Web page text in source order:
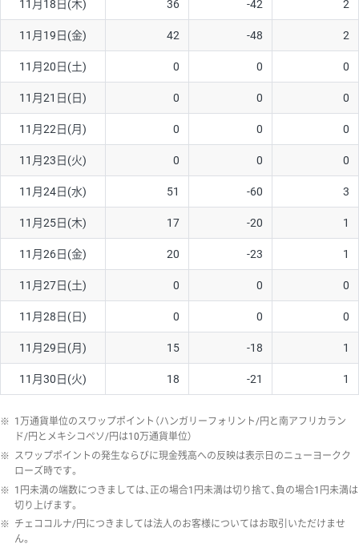
11月18日(木) 36 -42 2
11月19日(金) 42 -48 2
11月20日(土) 0 0 0
11月21日(日) 0 0 0
11月22日(月) 0 0 0
11月23日(火) 0 0 0
11月24日(水) 51 -60 3
11月25日(木) 17 -20 1
11月26日(金) 20 -23 1
11月27日(土) 0 0 0
11月28日(日) 0 0 0
11月29日(月) 15 -18 1
11月30日(火) 18 -21 1
※ 1万通貨単位のスワップポイント（ハンガリーフォリント/円と南アフリカラン
ド/円とメキシコペソ/円は10万通貨単位）
※ スワップポイントの発生ならびに現金残高への反映は表示日のニューヨークク
ローズ時です。
※ 1円未満の端数につきましては、正の場合1円未満は切り捨て、負の場合1円未満は
切り上げます。
※ チェココルナ/円につきましては法人のお客様についてはお取引いただけませ
ん。